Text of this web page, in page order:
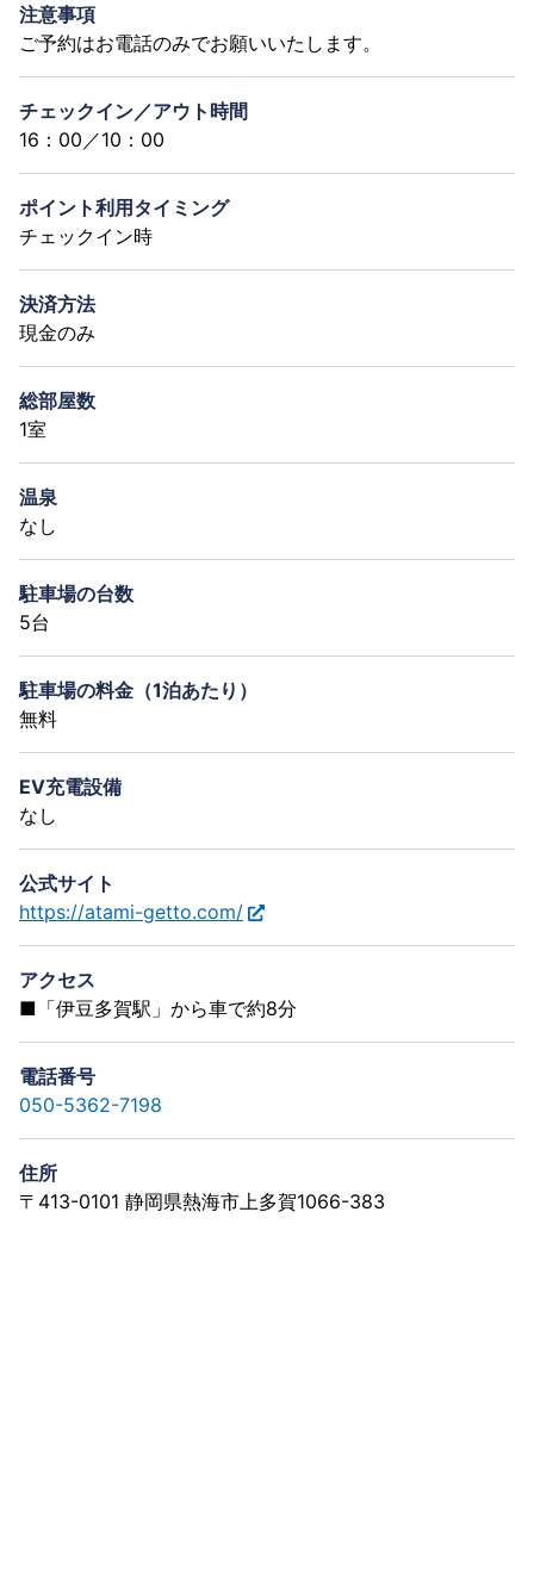
注意事項
ご予約はお電話のみでお願いいたします。
チェックイン／アウト時間
16：00／10：00
ポイント利用タイミング
チェックイン時
決済方法
現金のみ
総部屋数
1室
温泉
なし
駐車場の台数
5台
駐車場の料金（1泊あたり）
無料
EV充電設備
なし
公式サイト
https://atami-getto.com/
アクセス
■「伊豆多賀駅」から車で約8分
電話番号
050-5362-7198
住所
〒413-0101 静岡県熱海市上多賀1066-383